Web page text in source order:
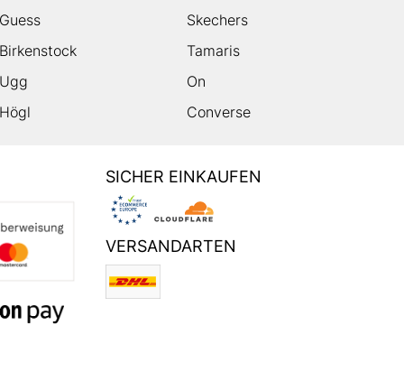
Skechers
Tamaris
On
Converse
SICHER EINKAUFEN
VERSANDARTEN